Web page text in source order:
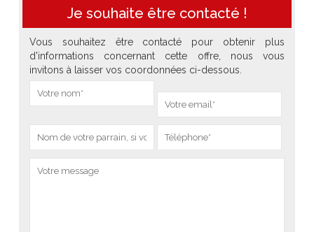
Je souhaite être contacté !
Vous souhaitez être contacté pour obtenir plus
d'informations concernant cette offre, nous vous
invitons à laisser vos coordonnées ci-dessous.